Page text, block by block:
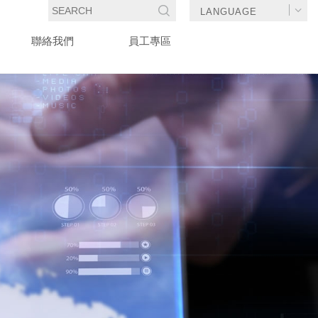
學製藥股份有限公司
LANGUAGE
聯絡我們 員工專區